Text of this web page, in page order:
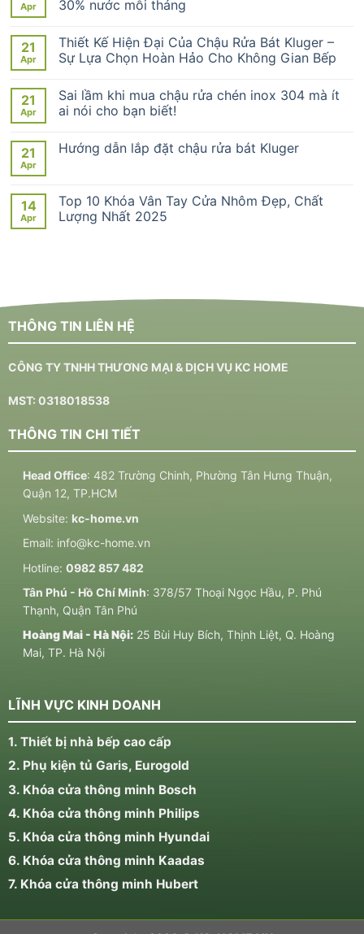
Apr
30% nước mỗi tháng
21
Apr
Thiết Kế Hiện Đại Của Chậu Rửa Bát Kluger –
Sự Lựa Chọn Hoàn Hảo Cho Không Gian Bếp
21
Apr
Sai lầm khi mua chậu rửa chén inox 304 mà ít
ai nói cho bạn biết!
21
Apr
Hướng dẫn lắp đặt chậu rửa bát Kluger
14
Apr
Top 10 Khóa Vân Tay Cửa Nhôm Đẹp, Chất
Lượng Nhất 2025
THÔNG TIN LIÊN HỆ
CÔNG TY TNHH THƯƠNG MẠI & DỊCH VỤ KC HOME
MST: 0318018538
THÔNG TIN CHI TIẾT
Head Office: 482 Trường Chinh, Phường Tân Hưng Thuận,
Quận 12, TP.HCM
Website: kc-home.vn
Email: info@kc-home.vn
Hotline: 0982 857 482
Tân Phú - Hồ Chí Minh: 378/57 Thoại Ngọc Hầu, P. Phú
Thạnh, Quận Tân Phú
Hoàng Mai - Hà Nội:25 Bùi Huy Bích, Thịnh Liệt, Q. Hoàng
Mai, TP. Hà Nội
LĨNH VỰC KINH DOANH
1. Thiết bị nhà bếp cao cấp
2. Phụ kiện tủ Garis, Eurogold
3. Khóa cửa thông minh Bosch
4. Khóa cửa thông minh Philips
5. Khóa cửa thông minh Hyundai
6. Khóa cửa thông minh Kaadas
7. Khóa cửa thông minh Hubert